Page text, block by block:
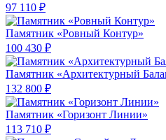
97 110 ₽
Памятник «Ровный Контур»
100 430 ₽
Памятник «Архитектурный
132 800 ₽
Памятник «Горизонт Линии»
113 710 ₽